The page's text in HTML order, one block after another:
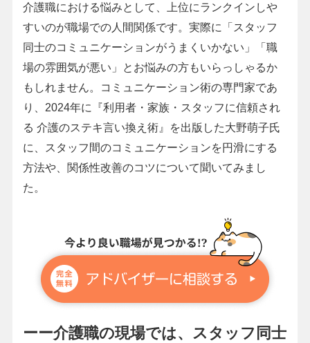
介護職における悩みとして、上位にランクインしや
すいのが職場での人間関係です。実際に「スタッフ
同士のコミュニケーションがうまくいかない」「職
場の雰囲気が悪い」とお悩みの方もいらっしゃるか
もしれません。コミュニケーション術の専門家であ
り、2024年に『利用者・家族・スタッフに信頼され
る 介護のステキ言い換え術』を出版した大野萌子氏
に、スタッフ間のコミュニケーションを円滑にする
方法や、関係性改善のコツについて聞いてみまし
た。
ーー介護職の現場では、スタッフ同士